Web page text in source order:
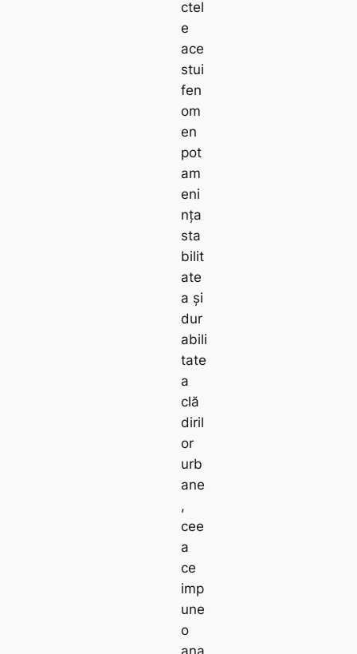
ctel
e
ace
stui
fen
om
en
pot
am
eni
nța
sta
bilit
ate
a și
dur
abili
tate
a
clă
diril
or
urb
ane
,
cee
a
ce
imp
une
o